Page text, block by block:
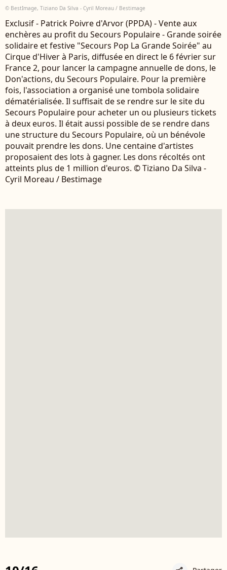
© BestImage, Tiziano Da Silva - Cyril Moreau / Bestimage
Exclusif - Patrick Poivre d'Arvor (PPDA) - Vente aux
enchères au profit du Secours Populaire - Grande soirée
solidaire et festive "Secours Pop La Grande Soirée" au
Cirque d'Hiver à Paris, diffusée en direct le 6 février sur
France 2, pour lancer la campagne annuelle de dons, le
Don'actions, du Secours Populaire. Pour la première
fois, l'association a organisé une tombola solidaire
dématérialisée. Il suffisait de se rendre sur le site du
Secours Populaire pour acheter un ou plusieurs tickets
à deux euros. Il était aussi possible de se rendre dans
une structure du Secours Populaire, où un bénévole
pouvait prendre les dons. Une centaine d'artistes
proposaient des lots à gagner. Les dons récoltés ont
atteints plus de 1 million d'euros. © Tiziano Da Silva -
Cyril Moreau / Bestimage